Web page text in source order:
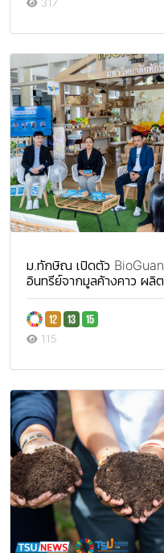
ม.ทักษิณ เปิดตัว
อินทรีย์จากมูลค้างคาว ผลิ
115